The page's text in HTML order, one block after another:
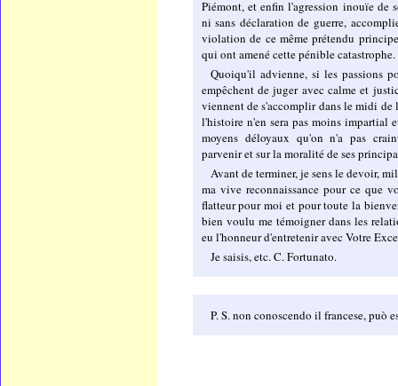
Piémont, et enfin l'agression inouïe de
ni sans déclaration de guerre,
violation de ce même prétendu
qui ont amené cette pénible catastrophe.
Quoiqu'il advienne, si les passions
empêchent de juger avec calme et
viennent de s'accomplir dans le midi
l'histoire n'en sera pas moins impartial
moyens déloyaux qu'on n'a pas
parvenir et sur la moralité de ses
Avant de terminer, je sens le devoir,
ma vive reconnaissance pour ce que
flatteur pour moi et pour toute la
bien voulu me témoigner dans les
eu l'honneur d'entretenir avec Votre
Je saisis, etc. C. Fortunato.
P. S. non conoscendo il francese, può